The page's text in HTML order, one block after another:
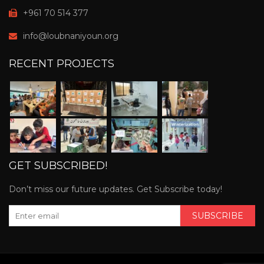
+961 70 514 377
info@loubnaniyoun.org
RECENT PROJECTS
GET SUBSCRIBED!
Don’t miss our future updates. Get Subscribe today!